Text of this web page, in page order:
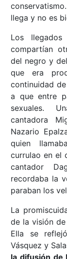
llega y no es
Los
compartían
del negro y
que era
continuidad
a que entre
sexuales.
cantadora
Nazario
quien
currulao en el
cantador
recordaba la
paraban los
La
de la visión
Ella se
Vásquez y